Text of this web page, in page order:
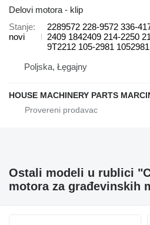
Delovi motora - klip
Stanje
novi
2289572 228-9572 336-
2409 1842409 214-2250
9T2212 105-2981
Poljska, Łęgajny
HOUSE MACHINERY PARTS
Ostali modeli u rublici
motora za građevinskih